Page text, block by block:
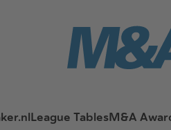
League TablesM&A